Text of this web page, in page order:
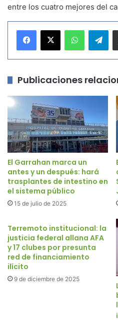
entre los cuatro mejores del
Telegram
Publicaciones
El Garrahan marca un
antes y un después: hará
trasplantes de intestino en
el sistema público
15 de julio de 2025
Terremoto institucional: la
justicia federal allana AFA
y 17 clubes por presunta
red de financiamiento
ilícito
9 de diciembre de 2025